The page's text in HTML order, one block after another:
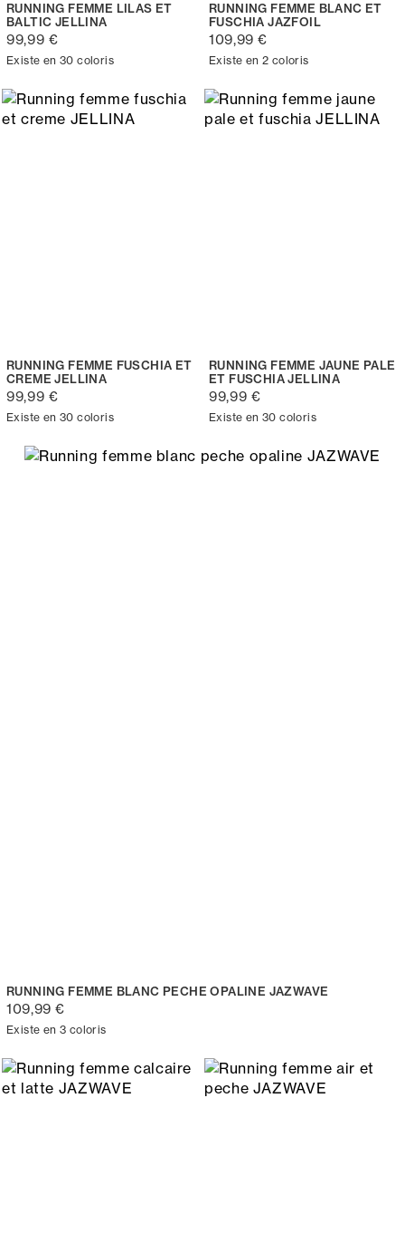
RUNNING FEMME LILAS ET
BALTIC JELLINA
99,99 €
Existe en 30 coloris
RUNNING FEMME BLANC ET
FUSCHIA JAZFOIL
109,99 €
Existe en 2 coloris
RUNNING FEMME FUSCHIA ET
CREME JELLINA
99,99 €
Existe en 30 coloris
RUNNING FEMME JAUNE PALE
ET FUSCHIA JELLINA
99,99 €
Existe en 30 coloris
RUNNING FEMME BLANC PECHE OPALINE JAZWAVE
109,99 €
Existe en 3 coloris